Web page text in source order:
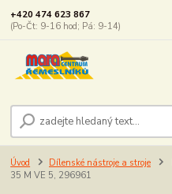
+420 474 623 867
(Po-Čt: 9-16 hod; Pá: 9-14)
Úvod Dílenské nástroje a stroje
35 M VE 5, 296961